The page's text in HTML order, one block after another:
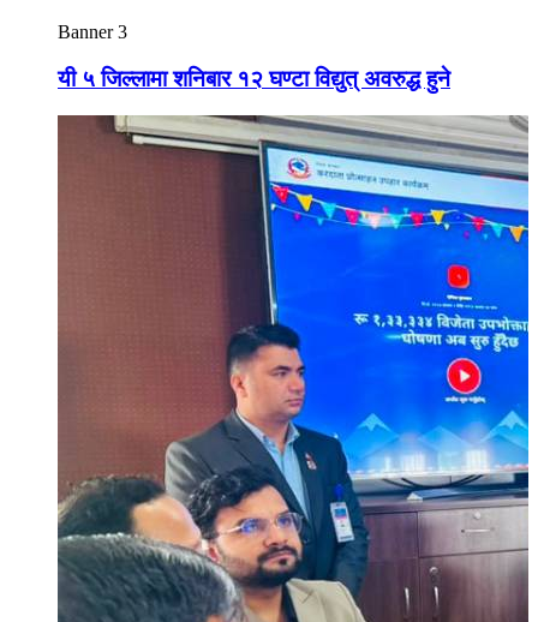
Banner 3
यी ५ जिल्लामा शनिबार १२ घण्टा विद्युत् अवरुद्ध हुने